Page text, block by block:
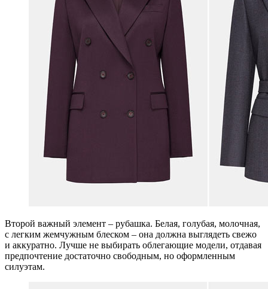
Второй важный элемент – рубашка. Белая, голубая, молочная,
с легким жемчужным блеском – она должна выглядеть свежо
и аккуратно. Лучше не выбирать облегающие модели, отдавая
предпочтение достаточно свободным, но оформленным
силуэтам.